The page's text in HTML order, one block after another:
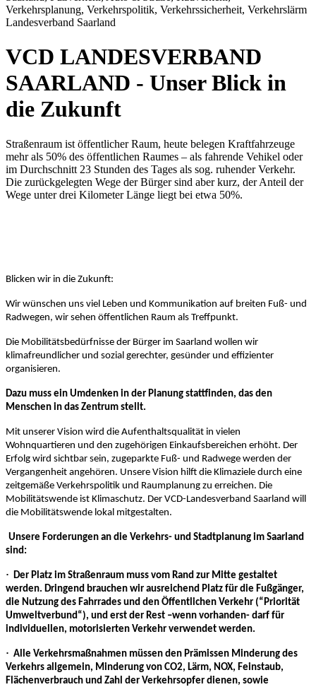
Verkehrsplanung, Verkehrspolitik, Verkehrssicherheit, Verkehrslärm
Landesverband Saarland
VCD LANDESVERBAND
SAARLAND - Unser Blick in
die Zukunft
Straßenraum ist öffentlicher Raum, heute belegen Kraftfahrzeuge
mehr als 50% des öffentlichen Raumes – als fahrende Vehikel oder
im Durchschnitt 23 Stunden des Tages als sog. ruhender Verkehr.
Die zurückgelegten Wege der Bürger sind aber kurz, der Anteil der
Wege unter drei Kilometer Länge liegt bei etwa 50%.
Blicken wir in die Zukunft:
Wir wünschen uns viel Leben und Kommunikation auf breiten Fuß- und
Radwegen, wir sehen öffentlichen Raum als Treffpunkt.
Die Mobilitätsbedürfnisse der Bürger im Saarland wollen wir
klimafreundlicher und sozial gerechter, gesünder und effizienter
organisieren.
Dazu muss ein Umdenken in der Planung stattfinden, das den
Menschen in das Zentrum stellt.
Mit unserer Vision wird die Aufenthaltsqualität in vielen
Wohnquartieren und den zugehörigen Einkaufsbereichen erhöht. Der
Erfolg wird sichtbar sein, zugeparkte Fuß- und Radwege werden der
Vergangenheit angehören. Unsere Vision hilft die Klimaziele durch eine
zeitgemäße Verkehrspolitik und Raumplanung zu erreichen. Die
Mobilitätswende ist Klimaschutz. Der VCD-Landesverband Saarland will
die Mobilitätswende lokal mitgestalten.
Unsere Forderungen an die Verkehrs- und Stadtplanung im Saarland
sind:
· Der Platz im Straßenraum muss vom Rand zur Mitte gestaltet
werden. Dringend brauchen wir ausreichend Platz für die Fußgänger,
die Nutzung des Fahrrades und den Öffentlichen Verkehr (“Priorität
Umweltverbund“), und erst der Rest –wenn vorhanden- darf für
individuellen, motorisierten Verkehr verwendet werden.
· Alle Verkehrsmaßnahmen müssen den Prämissen Minderung des
Verkehrs allgemein, Minderung von CO2, Lärm, NOX, Feinstaub,
Flächenverbrauch und Zahl der Verkehrsopfer dienen, sowie